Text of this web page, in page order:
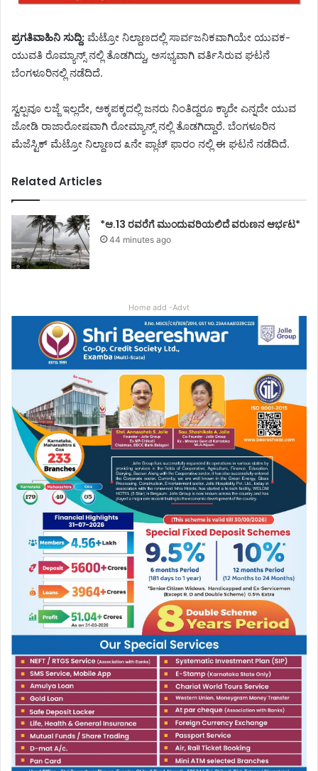
ಪ್ರಗತಿವಾಹಿನಿ ಸುದ್ದಿ: ಮೆಟ್ರೋ ನಿಲ್ದಾಣದಲ್ಲಿ ಸಾರ್ವಜನಿಕವಾಗಿಯೇ ಯುವಕ-
ಯುವತಿ ರೊಮ್ಯಾನ್ಸ್ ನಲ್ಲಿ ತೊಡಗಿದ್ದು, ಅಸಭ್ಯವಾಗಿ ವರ್ತಿಸಿರುವ ಘಟನೆ
ಬೆಂಗಳೂರಿನಲ್ಲಿ ನಡೆದಿದೆ.
ಸ್ವಲ್ಪವೂ ಲಜ್ಜೆ ಇಲ್ಲದೇ, ಅಕ್ಕಪಕ್ಕದಲ್ಲಿ ಜನರು ನಿಂತಿದ್ದರೂ ಕ್ಯಾರೇ ಎನ್ನದೇ ಯುವ
ಜೋಡಿ ರಾಜಾರೋಷವಾಗಿ ರೋಮ್ಯಾನ್ಸ್ ನಲ್ಲಿ ತೊಡಗಿದ್ದಾರೆ. ಬೆಂಗಳೂರಿನ
ಮೆಜೆಸ್ಟಿಕ್ ಮೆಟ್ರೋ ನಿಲ್ದಾಣದ ೩ನೇ ಪ್ಲಾಟ್ ಫಾರಂ ನಲ್ಲಿ ಈ ಘಟನೆ ನಡೆದಿದೆ.
Related Articles
*ಆ.13 ರವರೆಗೆ ಮುಂದುವರಿಯಲಿದೆ ವರುಣನ ಆರ್ಭಟ*
44 minutes ago
Home add -Advt